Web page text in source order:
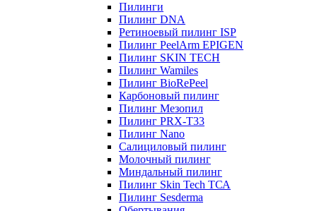
Пилинги
Пилинг DNA
Ретиноевый пилинг ISP
Пилинг PeelArm EPIGEN
Пилинг SKIN TECH
Пилинг Wamiles
Пилинг BioRePeel
Карбоновый пилинг
Пилинг Мезопил
Пилинг PRX-T33
Пилинг Nano
Салициловый пилинг
Молочный пилинг
Миндальный пилинг
Пилинг Skin Tech ТСА
Пилинг Sesderma